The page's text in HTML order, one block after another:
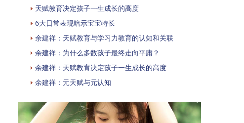
天赋教育决定孩子一生成长的高度
6大日常表现暗示宝宝特长
余建祥：天赋教育与学习力教育的认知和关联
余建祥：为什么多数孩子最终走向平庸？
余建祥：天赋教育决定孩子一生成长的高度
余建祥：元天赋与元认知